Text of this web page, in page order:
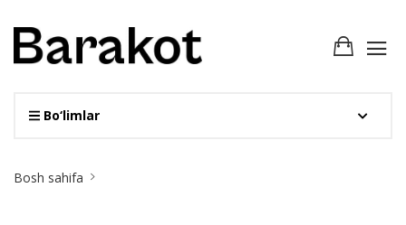
Bo‘limlar
Breadcrumb
Bosh sahifa